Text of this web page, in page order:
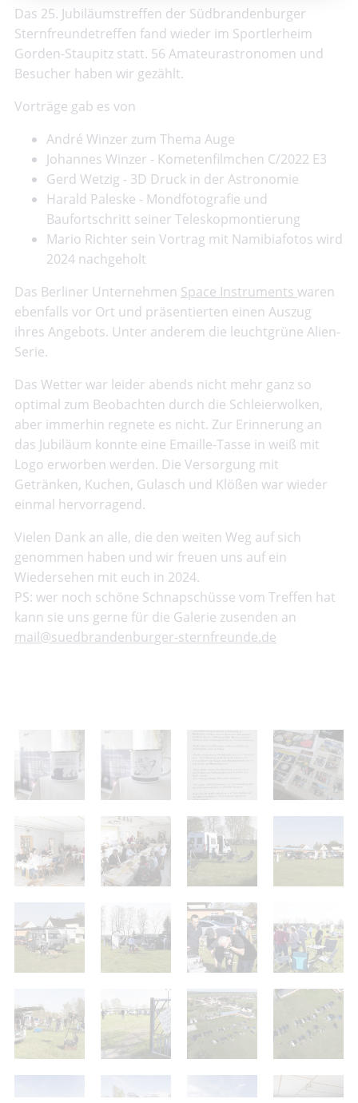
Das 25. Jubiläumstreffen der Südbrandenburger
Sternfreundetreffen fand wieder im Sportlerheim
Gorden-Staupitz statt. 56 Amateurastronomen und
Besucher haben wir gezählt.
Vorträge gab es von
André Winzer zum Thema Auge
Johannes Winzer - Kometenfilmchen C/2022 E3
Gerd Wetzig - 3D Druck in der Astronomie
Harald Paleske - Mondfotografie und
Baufortschritt seiner Teleskopmontierung
Mario Richter sein Vortrag mit Namibiafotos wird
2024 nachgeholt
Das Berliner Unternehmen Space Instruments waren
ebenfalls vor Ort und präsentierten einen Auszug
ihres Angebots. Unter anderem die leuchtgrüne Alien-
Serie.
Das Wetter war leider abends nicht mehr ganz so
optimal zum Beobachten durch die Schleierwolken,
aber immerhin regnete es nicht. Zur Erinnerung an
das Jubiläum konnte eine Emaille-Tasse in weiß mit
Logo erworben werden. Die Versorgung mit
Getränken, Kuchen, Gulasch und Klößen war wieder
einmal hervorragend.
Vielen Dank an alle, die den weiten Weg auf sich
genommen haben und wir freuen uns auf ein
Wiedersehen mit euch in 2024.
PS: wer noch schöne Schnapschüsse vom Treffen hat
kann sie uns gerne für die Galerie zusenden an
mail@suedbrandenburger-sternfreunde.de